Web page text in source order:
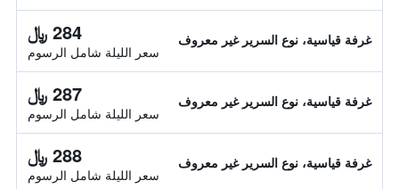
غرفة قياسية، نوع السرير غير معروف 284 ﷼
سعر الليلة شامل الرسوم
غرفة قياسية، نوع السرير غير معروف 287 ﷼
سعر الليلة شامل الرسوم
غرفة قياسية، نوع السرير غير معروف 288 ﷼
سعر الليلة شامل الرسوم